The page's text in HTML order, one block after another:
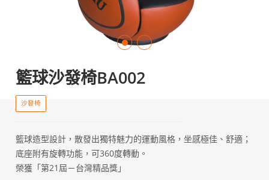
籃球沙發椅BA002
沙發椅
籃球造型設計，散發出獨特魅力的運動風格，坐感極佳、舒適；
底座附有旋轉功能，可360度轉動。
榮獲「第21屆－台灣精品獎」